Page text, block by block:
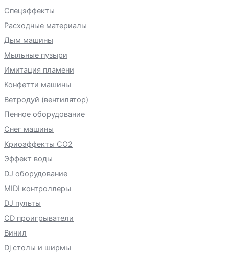
Спецэффекты
Расходные материалы
Дым машины
Мыльные пузыри
Имитация пламени
Конфетти машины
Ветродуй (вентилятор)
Пенное оборудование
Снег машины
Криоэффекты CO2
Эффект воды
DJ оборудование
MIDI контроллеры
DJ пульты
CD проигрыватели
Винил
Dj столы и ширмы